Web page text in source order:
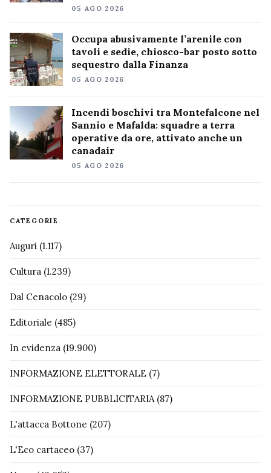
05 AGO 2026
Occupa abusivamente l’arenile con
tavoli e sedie, chiosco-bar posto sotto
sequestro dalla Finanza
05 AGO 2026
Incendi boschivi tra Montefalcone nel
Sannio e Mafalda: squadre a terra
operative da ore, attivato anche un
canadair
05 AGO 2026
CATEGORIE
Auguri (1.117)
Cultura (1.239)
Dal Cenacolo (29)
Editoriale (485)
In evidenza (19.900)
INFORMAZIONE ELETTORALE (7)
INFORMAZIONE PUBBLICITARIA(87)
L'attacca Bottone (207)
L'Eco cartaceo (37)